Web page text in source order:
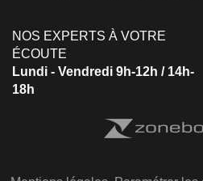
NOS EXPERTS À VOTRE
ÉCOUTE
Lundi - Vendredi 9h-12h / 14h-
18h